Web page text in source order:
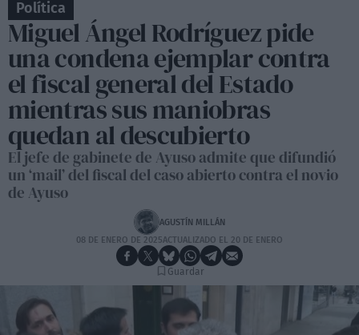
Política
Miguel Ángel Rodríguez pide
una condena ejemplar contra
el fiscal general del Estado
mientras sus maniobras
quedan al descubierto
El jefe de gabinete de Ayuso admite que difundió
un ‘mail’ del fiscal del caso abierto contra el novio
de Ayuso
AGUSTÍN MILLÁN
08 DE ENERO DE 2025ACTUALIZADO EL 20 DE ENERO
Guardar